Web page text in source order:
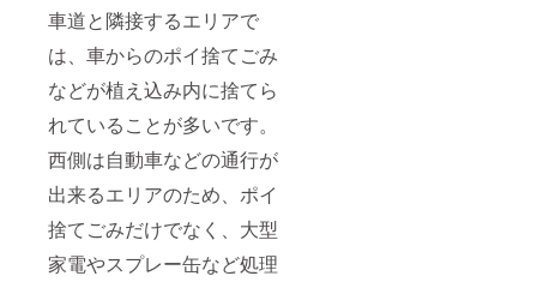
車道と隣接するエリアで
は、車からのポイ捨てごみ
などが植え込み内に捨てら
れていることが多いです。
西側は自動車などの通行が
出来るエリアのため、ポイ
捨てごみだけでなく、大型
家電やスプレー缶など処理